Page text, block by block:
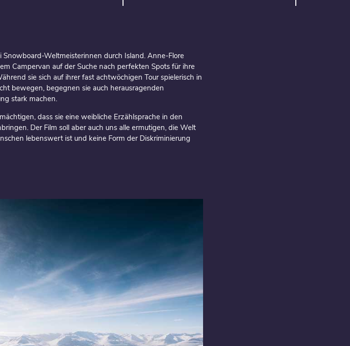
Weltmeisterinnen durch Island. Anne-Flore
Campervan auf der Suche nach perfekten Spots für ihre
sie sich auf ihrer fast achtwöchigen Tour spielerisch in
bewegen, begegnen sie auch herausragenden
stark machen.
dass sie eine weibliche Erzählsprache in den
Der Film soll aber auch uns alle ermutigen, die Welt
lebenswert ist und keine Form der Diskriminierung